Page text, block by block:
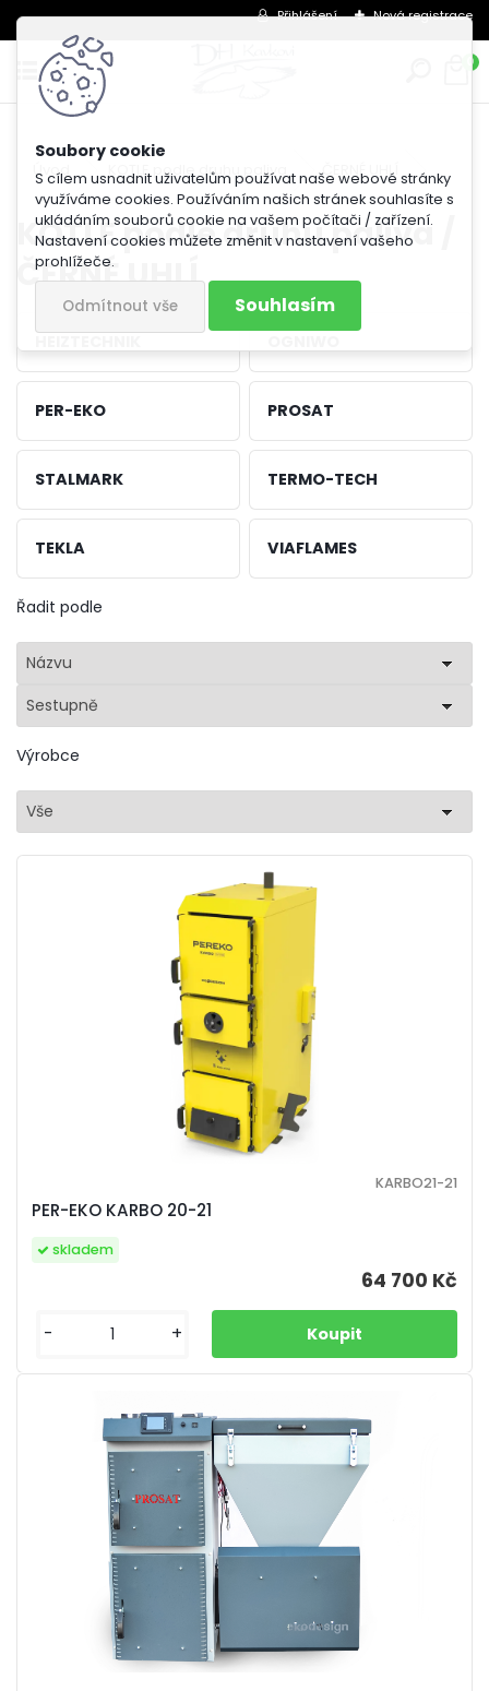
S cílem usnadnit uživatelům používat naše webové stránky
využíváme cookies. Používáním našich stránek souhlasíte s
ukládáním souborů cookie na vašem počítači / zařízení.
Nastavení cookies můžete změnit v nastavení vašeho
prohlížeče.
Odmítnout vše Souhlasím
Přihlášení Nová registrace
0
Úvod KOTLE podle druhu paliva ČERNÉ UHLÍ
KOTLE podle druhu paliva /
ČERNÉ UHLÍ
PER-EKO PROSAT
STALMARK TERMO-TECH
TEKLA VIAFLAMES
Řadit podle
Názvu
Sestupně
Výrobce
Vše
PER-EKO KARBO 20-21
KARBO21-21
64 700 Kč
skladem
- +